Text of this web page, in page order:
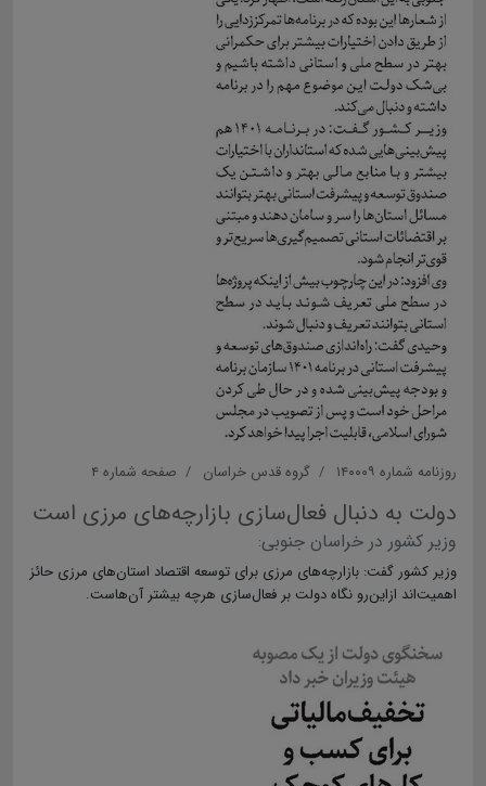
روزنامه شماره ۱۴۰۰۰۹ گروه قدس خراسان صفحه شماره ۴
دولت به دنبال فعال‌سازی بازارچه‌های مرزی است
وزیر کشور در خراسان جنوبی:
وزیر کشور گفت: بازارچه‌های مرزی برای توسعه اقتصاد استان‌های مرزی حائز
اهمیت‌اند ازاین‌رو نگاه دولت بر فعال‌سازی هرچه بیشتر آن‌هاست.